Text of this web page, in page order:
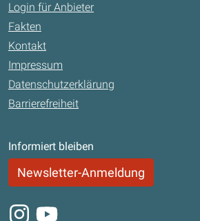
Login für Anbieter
Fakten
Kontakt
Impressum
Datenschutzerklärung
Barrierefreiheit
Informiert bleiben
Newsletter-Anmeldung
Instagram
Youtube